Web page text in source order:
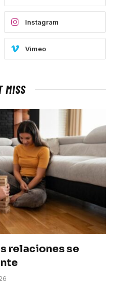
Instagram
Vimeo
MISS
relaciones se